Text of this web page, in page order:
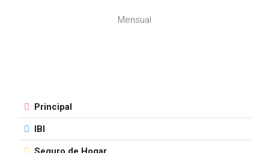
Mensual
Principal
IBI